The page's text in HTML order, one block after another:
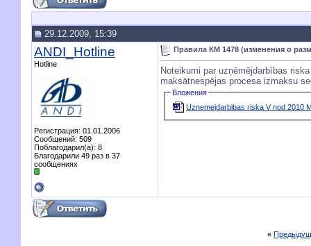
29.12.2009, 15:39
ANDI_Hotline
Hotline
Регистрация: 01.01.2006
Сообщений: 509
Поблагодарил(а): 8
Благодарили 49 раз в 37
сообщениях
Правила КМ 1478 (изменения о
Noteikumi par uzņēmējdarbības
maksātnespējas procesa izmaksu
Вложения
Uznemejdarbibas riska V nod 2010
«